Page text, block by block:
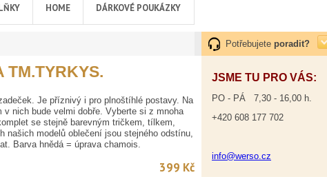
HOME DÁRKOVÉ POUKÁZKY
Potřebujete poradit?
JSME TU PRO VÁS:
PO - PÁ 7,30 - 16,00 h.
+420 608 177 702
info@werso.cz
TM.TYRKYS.
Je příznivý i pro plnoštíhlé postavy. Na
v nich bude velmi dobře. Vyberte si z mnoha
se stejně barevným tričkem, tílkem,
našich modelů oblečení jsou stejného odstínu,
Barva hnědá = úprava chamois.
399 Kč